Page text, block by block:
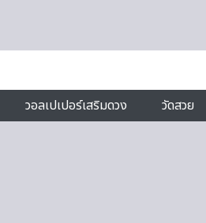
วอลเปเปอร์เสริมดวง วัดสวย